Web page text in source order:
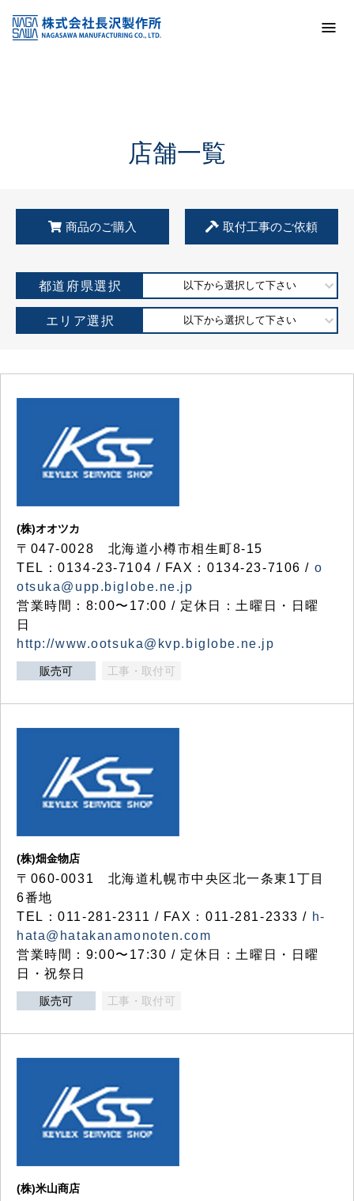
KSS加盟店・取扱店情報
店舗一覧
店舗一覧
商品のご購入 取付工事のご依頼
都道府県選択 以下から選択して下さい
エリア選択 以下から選択して下さい
(株)オオツカ
〒047-0028 北海道小樽市相生町8-15
TEL：0134-23-7104 / FAX：0134-23-7106 / o
otsuka@upp.biglobe.ne.jp
営業時間：8:00〜17:00 / 定休日：土曜日・日曜
日
http://www.ootsuka@kvp.biglobe.ne.jp
販売可 工事・取付可
(株)畑金物店
〒060-0031 北海道札幌市中央区北一条東1丁目
6番地
TEL：011-281-2311 / FAX：011-281-2333 / h-
hata@hatakanamonoten.com
営業時間：9:00〜17:30 / 定休日：土曜日・日曜
日・祝祭日
販売可 工事・取付可
(株)米山商店